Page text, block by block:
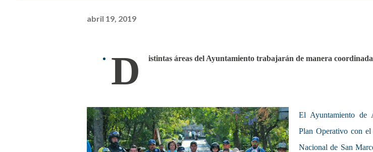
abril 19, 2019
D istintas áreas del Ayuntamiento trabajarán de manera
El Ayuntamiento de
Plan Operativo con
Nacional de San